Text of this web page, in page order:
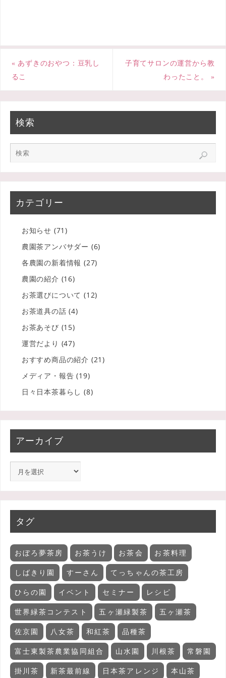
o
o
e
r
« あずきのおやつ：豆乳し
るこ
子育てサロンの運営から教
わったこと。 »
検索
カテゴリー
お知らせ (71)
農園茶アンバサダー (6)
各農園の新着情報 (27)
農園の紹介 (16)
お茶選びについて (12)
お茶道具の話 (4)
お茶あそび (15)
運営だより (47)
おすすめ商品の紹介 (21)
メディア・報告 (19)
日々日本茶暮らし (8)
アーカイブ
タグ
おぼろ夢茶房 お茶うけ お茶会 お茶料理
しばきり園 すーさん てっちゃんの茶工房
ひらの園 イベント セミナー レシピ
世界緑茶コンテスト 五ヶ瀬緑製茶 五ヶ瀬茶
佐京園 八女茶 和紅茶 品種茶
富士東製茶農業協同組合 山水園 川根茶 常磐園
掛川茶 新茶最前線 日本茶アレンジ 本山茶